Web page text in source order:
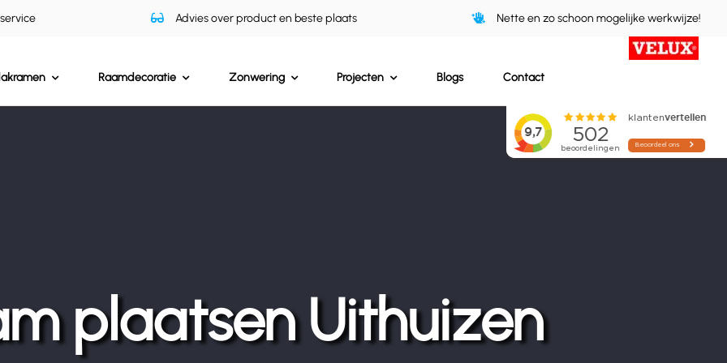
Advies over product en beste plaats Nette en zo schoon mogelijke werkwijze!
Raamdecoratie Zonwering Projecten Blogs Contact
plaatsen Uithuizen